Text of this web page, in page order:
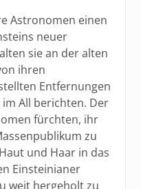
Astronomen einen
neuer
sie an der alten
ihren
Entfernungen
All berichten. Der
fürchten, ihr
zu
und Haar in das
Einsteinianer
weit hergeholt zu